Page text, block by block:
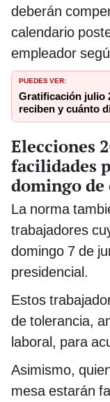
deberán
calendario
empleador
PUEDES VER:
Gratificación julio
reciben y cuánto
Elecciones
facilidades
domingo de
La norma
trabajadores
domingo 7 de
presidencial.
Estos
de tolerancia,
laboral, para
Asimismo,
mesa estarán